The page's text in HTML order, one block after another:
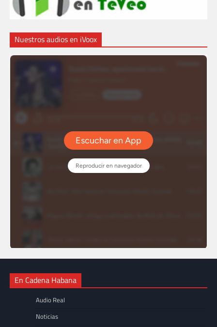
Nuestros audios en iVoox
En Cadena Habana
Audio Real
Noticias